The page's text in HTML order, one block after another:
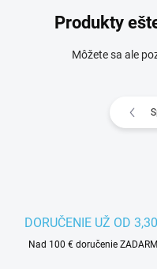
Produkty
Môžete sa ale
DORUČENIE UŽ OD
Nad 100 € doručenie